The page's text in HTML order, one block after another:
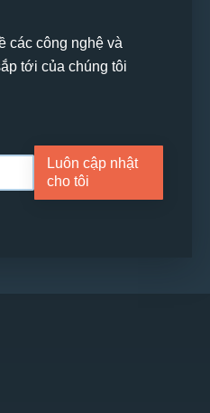
các công nghệ và
tới của chúng tôi
Luôn cập nhật
cho tôi